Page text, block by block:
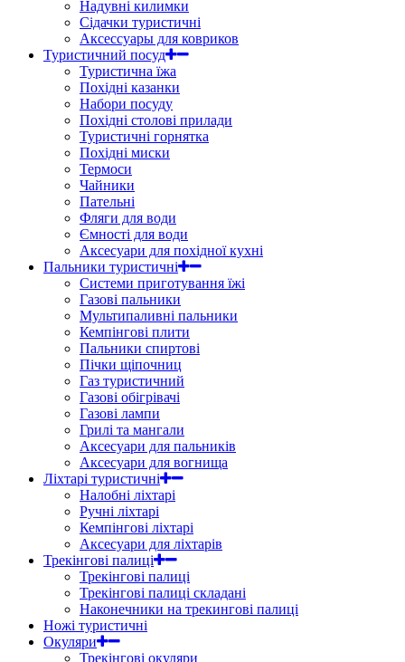
Надувні килимки
Сідачки туристичні
Аксессуары для ковриков
Туристичний посуд
Туристична їжа
Похідні казанки
Набори посуду
Похідні столові прилади
Туристичні горнятка
Похідні миски
Термоси
Чайники
Пательні
Фляги для води
Ємності для води
Аксесуари для похідної кухні
Пальники туристичні
Системи приготування їжі
Газові пальники
Мультипаливні пальники
Кемпінгові плити
Пальники спиртові
Пічки щіпочниц
Газ туристичний
Газові обігрівачі
Газові лампи
Грилі та мангали
Аксесуари для пальників
Аксесуари для вогнища
Ліхтарі туристичні
Налобні ліхтарі
Ручні ліхтарі
Кемпінгові ліхтарі
Аксесуари для ліхтарів
Трекінгові палиці
Трекінгові палиці
Трекінгові палиці складані
Наконечники на трекингові палиці
Ножі туристичні
Окуляри
Трекінгові окуляри